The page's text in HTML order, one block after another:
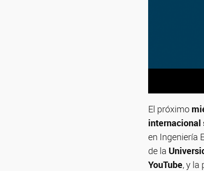
El próximo
internacional
en Ingeniería
de la
YouTube, y la